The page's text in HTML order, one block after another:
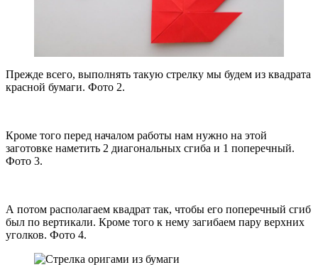
Прежде всего, выполнять такую стрелку мы будем из квадрата
красной бумаги. Фото 2.
Кроме того перед началом работы нам нужно на этой
заготовке наметить 2 диагональных сгиба и 1 поперечный.
Фото 3.
А потом располагаем квадрат так, чтобы его поперечный сгиб
был по вертикали. Кроме того к нему загибаем пару верхних
уголков. Фото 4.